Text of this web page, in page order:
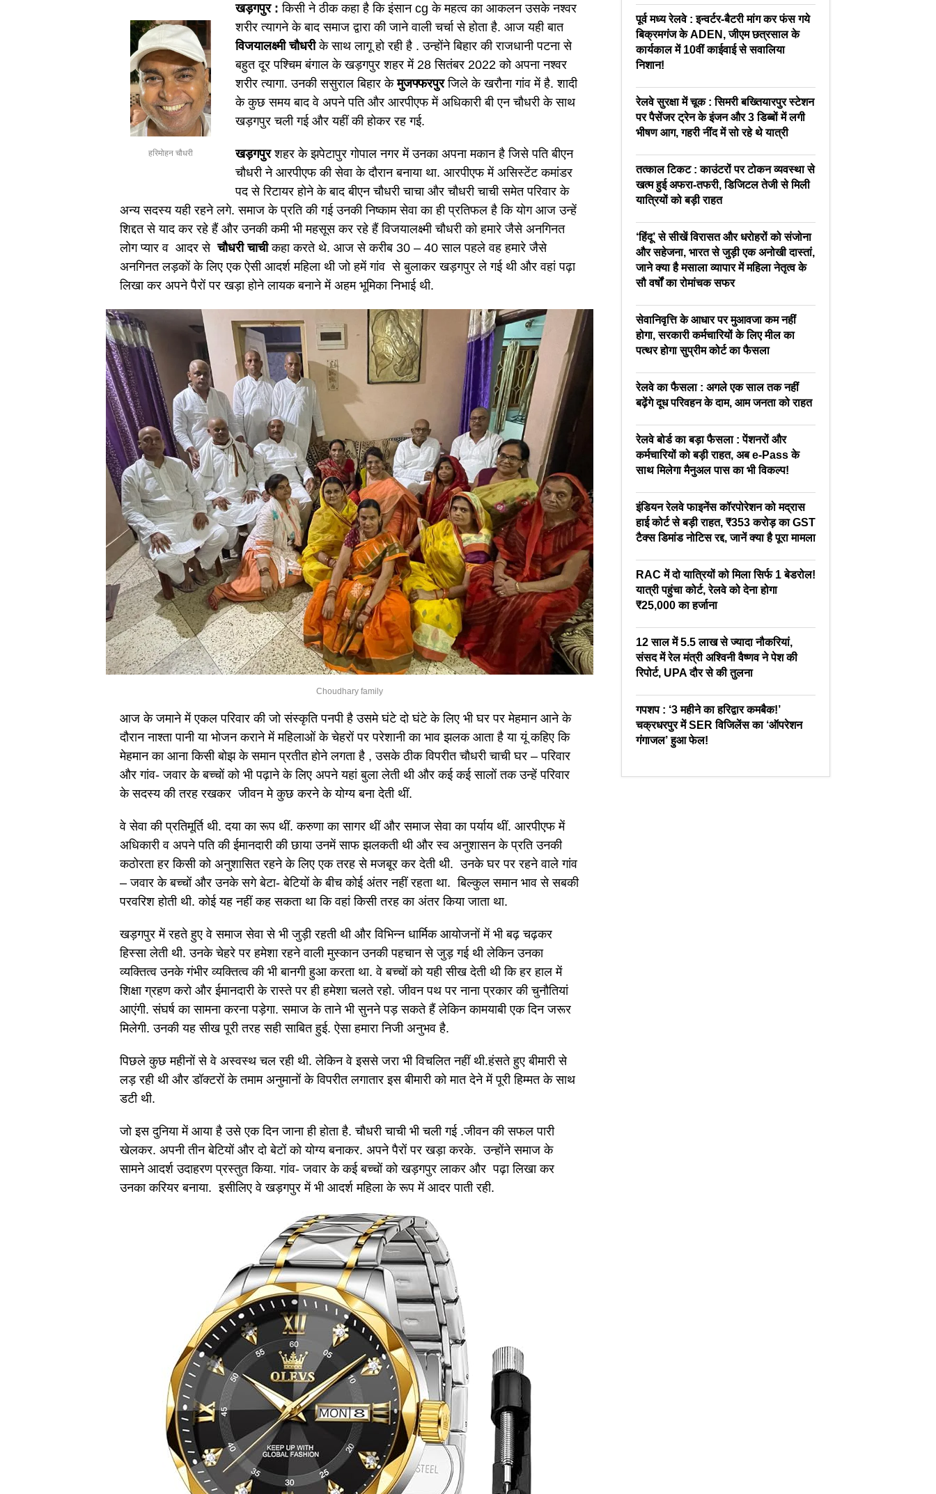
हरिमोहन चौधरी
खड़गपुर :किसी ने ठीक कहा है कि इंसान cg के महत्व का आकलन उसके नश्वर
शरीर त्यागने के बाद समाज द्वारा की जाने वाली चर्चा से होता है. आज यही बात
विजयालक्ष्मी चौधरीके साथ लागू हो रही है . उन्होंने बिहार की राजधानी पटना से
बहुत दूर पश्चिम बंगाल के खड़गपुर शहर में 28 सितंबर 2022 को अपना नश्वर
शरीर त्यागा. उनकी ससुराल बिहार केमुजफ्फरपुरजिले के खरौना गांव में है. शादी
के कुछ समय बाद वे अपने पति और आरपीएफ में अधिकारी बी एन चौधरी के साथ
खड़गपुर चली गई और यहीं की होकर रह गई.
खड़गपुरशहर के झपेटापुर गोपाल नगर में उनका अपना मकान है जिसे पति बीएन
चौधरी ने आरपीएफ की सेवा के दौरान बनाया था. आरपीएफ में असिस्टेंट कमांडर
पद से रिटायर होने के बाद बीएन चौधरी चाचा और चौधरी चाची समेत परिवार के
अन्य सदस्य यही रहने लगे. समाज के प्रति की गई उनकी निष्काम सेवा का ही प्रतिफल है कि योग आज उन्हें
शिद्दत से याद कर रहे हैं और उनकी कमी भी महसूस कर रहे हैं विजयालक्ष्मी चौधरी को हमारे जैसे अनगिनत
लोग प्यार व आदर सेचौधरी चाचीकहा करते थे. आज से करीब 30 – 40 साल पहले वह हमारे जैसे
अनगिनत लड़कों के लिए एक ऐसी आदर्श महिला थी जो हमें गांव से बुलाकर खड़गपुर ले गई थी और वहां पढ़ा
लिखा कर अपने पैरों पर खड़ा होने लायक बनाने में अहम भूमिका निभाई थी.
Choudhary family
आज के जमाने में एकल परिवार की जो संस्कृति पनपी है उसमे घंटे दो घंटे के लिए भी घर पर मेहमान आने के
दौरान नाश्ता पानी या भोजन कराने में महिलाओं के चेहरों पर परेशानी का भाव झलक आता है या यूं कहिए कि
मेहमान का आना किसी बोझ के समान प्रतीत होने लगता है , उसके ठीक विपरीत चौधरी चाची घर – परिवार
और गांव- जवार के बच्चों को भी पढ़ाने के लिए अपने यहां बुला लेती थी और कई कई सालों तक उन्हें परिवार
के सदस्य की तरह रखकर जीवन मे कुछ करने के योग्य बना देती थीं.
वे सेवा की प्रतिमूर्ति थी. दया का रूप थीं. करुणा का सागर थीं और समाज सेवा का पर्याय थीं. आरपीएफ में
अधिकारी व अपने पति की ईमानदारी की छाया उनमें साफ झलकती थी और स्व अनुशासन के प्रति उनकी
कठोरता हर किसी को अनुशासित रहने के लिए एक तरह से मजबूर कर देती थी. उनके घर पर रहने वाले गांव
– जवार के बच्चों और उनके सगे बेटा- बेटियों के बीच कोई अंतर नहीं रहता था. बिल्कुल समान भाव से सबकी
परवरिश होती थी. कोई यह नहीं कह सकता था कि वहां किसी तरह का अंतर किया जाता था.
खड़गपुर में रहते हुए वे समाज सेवा से भी जुड़ी रहती थी और विभिन्न धार्मिक आयोजनों में भी बढ़ चढ़कर
हिस्सा लेती थी. उनके चेहरे पर हमेशा रहने वाली मुस्कान उनकी पहचान से जुड़ गई थी लेकिन उनका
व्यक्तित्व उनके गंभीर व्यक्तित्व की भी बानगी हुआ करता था. वे बच्चों को यही सीख देती थी कि हर हाल में
शिक्षा ग्रहण करो और ईमानदारी के रास्ते पर ही हमेशा चलते रहो. जीवन पथ पर नाना प्रकार की चुनौतियां
आएंगी. संघर्ष का सामना करना पड़ेगा. समाज के ताने भी सुनने पड़ सकते हैं लेकिन कामयाबी एक दिन जरूर
मिलेगी. उनकी यह सीख पूरी तरह सही साबित हुई. ऐसा हमारा निजी अनुभव है.
पिछले कुछ महीनों से वे अस्वस्थ चल रही थी. लेकिन वे इससे जरा भी विचलित नहीं थी.हंसते हुए बीमारी से
लड़ रही थी और डॉक्टरों के तमाम अनुमानों के विपरीत लगातार इस बीमारी को मात देने में पूरी हिम्मत के साथ
डटी थी.
जो इस दुनिया में आया है उसे एक दिन जाना ही होता है. चौधरी चाची भी चली गई .जीवन की सफल पारी
खेलकर. अपनी तीन बेटियों और दो बेटों को योग्य बनाकर. अपने पैरों पर खड़ा करके. उन्होंने समाज के
सामने आदर्श उदाहरण प्रस्तुत किया. गांव- जवार के कई बच्चों को खड़गपुर लाकर और पढ़ा लिखा कर
उनका करियर बनाया. इसीलिए वे खड़गपुर में भी आदर्श महिला के रूप में आदर पाती रही.
पूर्व मध्य रेलवे : इन्वर्टर-बैटरी मांग कर फंस गये
बिक्रमगंज के ADEN, जीएम छत्रसाल के
कार्यकाल में 10वीं काईवाई से सवालिया
निशान!
रेलवे सुरक्षा में चूक : सिमरी बख्तियारपुर स्टेशन
पर पैसेंजर ट्रेन के इंजन और 3 डिब्बों में लगी
भीषण आग, गहरी नींद में सो रहे थे यात्री
तत्काल टिकट : काउंटरों पर टोकन व्यवस्था से
खत्म हुई अफरा-तफरी, डिजिटल तेजी से मिली
यात्रियों को बड़ी राहत
‘हिंदू’ से सीखें विरासत और धरोहरों को संजोना
और सहेजना, भारत से जुड़ी एक अनोखी दास्तां,
जाने क्या है मसाला व्यापार में महिला नेतृत्व के
सौ वर्षों का रोमांचक सफर
सेवानिवृत्ति के आधार पर मुआवजा कम नहीं
होगा, सरकारी कर्मचारियों के लिए मील का
पत्थर होगा सुप्रीम कोर्ट का फैसला
रेलवे का फैसला : अगले एक साल तक नहीं
बढ़ेंगे दूध परिवहन के दाम, आम जनता को राहत
रेलवे बोर्ड का बड़ा फैसला : पेंशनरों और
कर्मचारियों को बड़ी राहत, अब e-Pass के
साथ मिलेगा मैनुअल पास का भी विकल्प!
इंडियन रेलवे फाइनेंस कॉरपोरेशन को मद्रास
हाई कोर्ट से बड़ी राहत, ₹353 करोड़ का GST
टैक्स डिमांड नोटिस रद्द, जानें क्या है पूरा मामला
RAC में दो यात्रियों को मिला सिर्फ 1 बेडरोल!
यात्री पहुंचा कोर्ट, रेलवे को देना होगा
₹25,000 का हर्जाना
12 साल में 5.5 लाख से ज्यादा नौकरियां,
संसद में रेल मंत्री अश्विनी वैष्णव ने पेश की
रिपोर्ट, UPA दौर से की तुलना
गपशप : ‘3 महीने का हरिद्वार कमबैक!’
चक्रधरपुर में SER विजिलेंस का ‘ऑपरेशन
गंगाजल’ हुआ फेल!